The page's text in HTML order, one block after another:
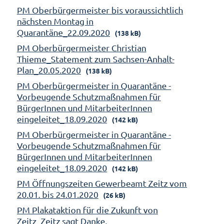
PM Oberbürgermeister bis voraussichtlich
nächsten Montag in
Quarantäne_22.09.2020
(138 kB)
PM Oberbürgermeister Christian
Thieme_Statement zum Sachsen-Anhalt-
Plan_20.05.2020
(138 kB)
PM Oberbürgermeister in Quarantäne -
Vorbeugende Schutzmaßnahmen für
BürgerInnen und MitarbeiterInnen
eingeleitet_18.09.2020
(142 kB)
PM Oberbürgermeister in Quarantäne -
Vorbeugende Schutzmaßnahmen für
BürgerInnen und MitarbeiterInnen
eingeleitet_18.09.2020
(142 kB)
PM Öffnungszeiten Gewerbeamt Zeitz vom
20.01. bis 24.01.2020
(26 kB)
PM Plakataktion für die Zukunft von
Zeitz_Zeitz sagt Danke,